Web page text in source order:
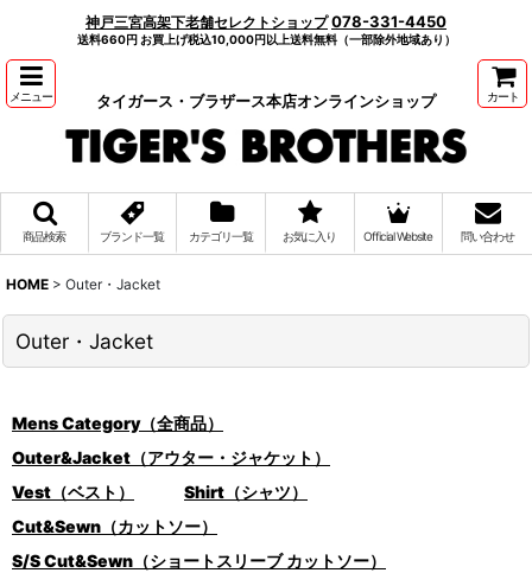
神戸三宮高架下老舗セレクトショップ 078-331-4450
送料660円 お買上げ税込10,000円以上送料無料（一部除外地域あり）
メニュー タイガース・ブラザース本店オンラインショップ カート
商品検索 ブランド一覧 カテゴリ一覧 お気に入り Official Website 問い合わせ
HOME > Outer・Jacket
Outer・Jacket
Mens Category（全商品）
Outer&Jacket（アウター・ジャケット）
Vest（ベスト）
Shirt（シャツ）
Cut&Sewn（カットソー）
S/S Cut&Sewn（ショートスリーブ カットソー）